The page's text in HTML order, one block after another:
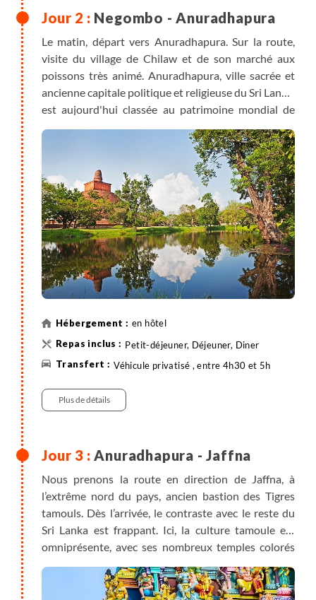
Negombo - Anuradhapura
Le matin, départ vers Anuradhapura. Sur la route,
visite du village de Chilaw et de son marché aux
poissons très animé. Anuradhapura, ville sacrée et
ancienne capitale politique et religieuse du Sri Lanka,
est aujourd'hui classée au patrimoine mondial de
l'UNESCO. Elle nous dévoile ses ruines, ses palais,
monastères et d'imposants stupas de brique dans
un paysage bucolique. Ici, des centaines de milliers
de fidèles se pressent les jours de poya (jour de la
pleine lune) vers le Sri Maha Bodhi, un figuier sacré
issu de l’arbre sous lequel Bouddha aurait atteint
l’illumination.
en hôtel
Petit-déjeuner, Déjeuner, Diner
Véhicule privatisé , entre 4h30 et 5h
Plus de détails
Anuradhapura - Jaffna
Nous prenons la route en direction de Jaffna, à
l’extrême nord du pays, ancien bastion des Tigres
tamouls. Dès l’arrivée, le contraste avec le reste du
Sri Lanka est frappant. Ici, la culture tamoule est
omniprésente, avec ses nombreux temples colorés
récente liée au conflit civil a longtemps isolé la